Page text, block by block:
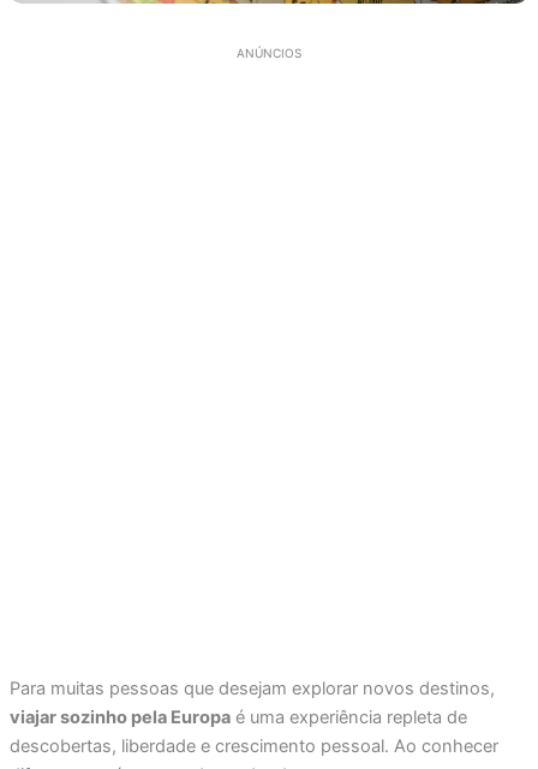
ANÚNCIOS
Para muitas pessoas que desejam explorar novos destinos,
viajar sozinho pela Europaé uma experiência repleta de
descobertas, liberdade e crescimento pessoal. Ao conhecer